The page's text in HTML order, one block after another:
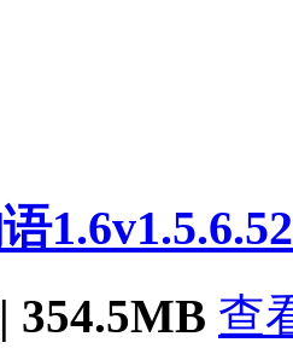
1.6v1.5.6.52
| 354.5MB 查